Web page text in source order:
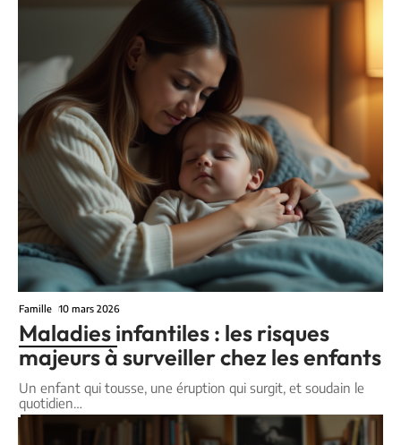
Famille 10 mars 2026
Maladies infantiles : les risques
majeurs à surveiller chez les enfants
Un enfant qui tousse, une éruption qui surgit, et soudain le
quotidien…